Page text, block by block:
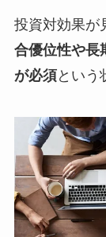
投資対効果が
合優位性や長
が必須という